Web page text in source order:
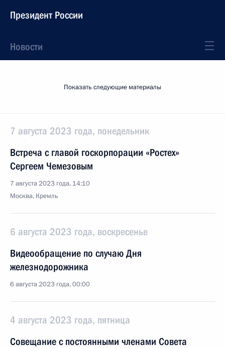
Президент России
Новости
Показать следующие материалы
7 августа 2023 года, понедельник
Встреча с главой госкорпорации «Ростех»
Сергеем Чемезовым
7 августа 2023 года, 14:10
Москва, Кремль
6 августа 2023 года, воскресенье
Видеообращение по случаю Дня
железнодорожника
6 августа 2023 года, 00:00
4 августа 2023 года, пятница
Совещание с постоянными членами Совета